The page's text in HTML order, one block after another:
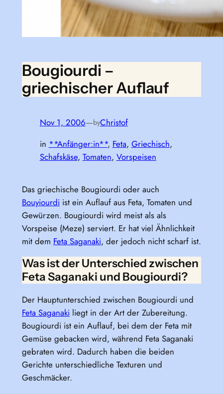
Bougiourdi –
griechischer Auflauf
Nov 1, 2006—byChristof
in **Anfänger:in**, Feta, Griechisch
Schafskäse, Tomaten, Vorspeisen
Das griechische Bougiourdi oder auch
Bouyiourdi ist ein Auflauf aus Feta, Tomaten und
Gewürzen. Bougiourdi wird meist als als
Vorspeise (Meze) serviert. Er hat viel Ähnlichkeit
mit dem Feta Saganaki, der jedoch nicht scharf ist.
Was ist der Unterschied zwischen
Feta Saganaki und Bougiourdi?
Der Hauptunterschied zwischen Bougiourdi und
Feta Saganaki liegt in der Art der Zubereitung.
Bougiourdi ist ein Auflauf, bei dem der Feta mit
Gemüse gebacken wird, während Feta Saganaki
gebraten wird. Dadurch haben die beiden
Gerichte unterschiedliche Texturen und
Geschmäcker.